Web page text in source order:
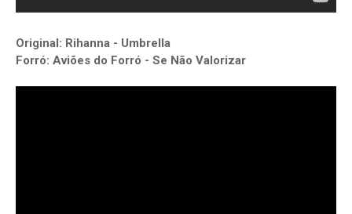
Original: Rihanna - Umbrella
Forró: Aviões do Forró - Se Não Valorizar